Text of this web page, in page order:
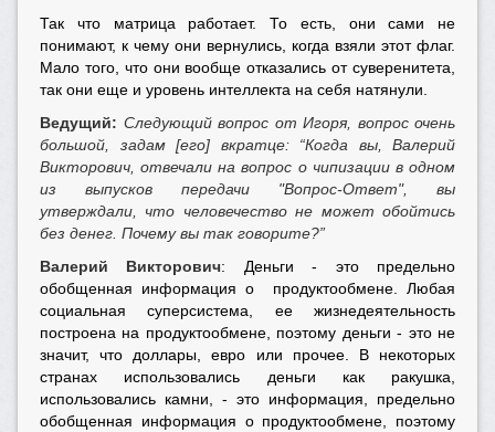
Так что матрица работает. То есть, они сами не
понимают, к чему они вернулись, когда взяли этот флаг.
Мало того, что они вообще отказались от суверенитета,
так они еще и уровень интеллекта на себя натянули.
Ведущий: Следующий вопрос от Игоря, вопрос очень
большой, задам [его] вкратце: “Когда вы, Валерий
Викторович, отвечали на вопрос о чипизации в одном
из выпусков передачи "Вопрос-Ответ", вы
утверждали, что человечество не может обойтись
без денег. Почему вы так говорите?”
Валерий Викторович: Деньги - это предельно
обобщенная информация о продуктообмене. Любая
социальная суперсистема, ее жизнедеятельность
построена на продуктообмене, поэтому деньги - это не
значит, что доллары, евро или прочее. В некоторых
странах использовались деньги как ракушка,
использовались камни, - это информация, предельно
обобщенная информация о продуктообмене, поэтому